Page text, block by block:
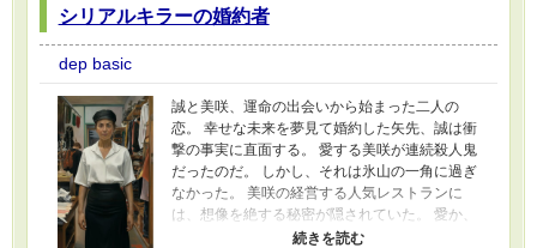
シリアルキラーの婚約者
dep basic
誠と美咲、運命の出会いから始まった二人の
恋。 幸せな未来を夢見て婚約した矢先、誠は衝
撃の事実に直面する。 愛する美咲が連続殺人鬼
だったのだ。 しかし、それは氷山の一角に過ぎ
なかった。 美咲の経営する人気レストランに
は、想像を絶する秘密が隠されていた。 愛か、
正義か。 誠の選択が、彼らの運命を大きく狂わ